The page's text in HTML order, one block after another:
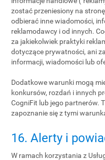
zostać przeniesiony na
odbierać inne wiadomości,
reklamodawcy i od innych.
za jakiekolwiek praktyki
dotyczące prywatności, ani
informacji, wiadomości lub
Dodatkowe warunki mogą
konkursów, rozdań i innych
CogniFit lub jego partnerów.
zapoznanie się z tymi
16. Alerty i
W ramach korzystania z